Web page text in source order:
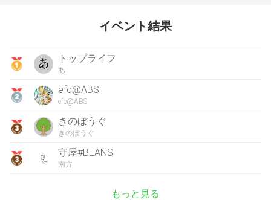
イベント結果
トップライフ
あ
efc@ABS
efc@ABS
きのぼうぐ
きのぼうぐ
守屋#BEANS
南方
もっと見る